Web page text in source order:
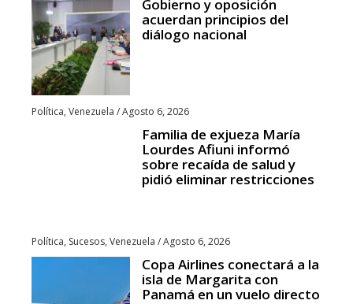
Gobierno y oposición
acuerdan principios del
diálogo nacional
Política, Venezuela /Agosto 6, 2026
Familia de exjueza María
Lourdes Afiuni informó
sobre recaída de salud y
pidió eliminar restricciones
Política, Sucesos, Venezuela /Agosto 6, 2026
Copa Airlines conectará a la
isla de Margarita con
Panamá en un vuelo directo